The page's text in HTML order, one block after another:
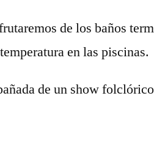
de los baños
en las piscinas.
de un show